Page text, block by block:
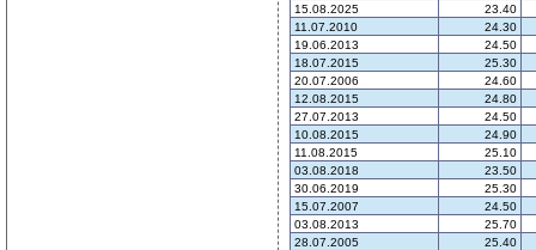
15.08.2025
23.40
11.07.2010
24.30
19.06.2013
24.50
18.07.2015
25.30
20.07.2006
24.60
12.08.2015
24.80
27.07.2013
24.50
10.08.2015
24.90
11.08.2015
25.10
03.08.2018
23.50
30.06.2019
25.30
15.07.2007
24.50
03.08.2013
25.70
28.07.2005
25.40